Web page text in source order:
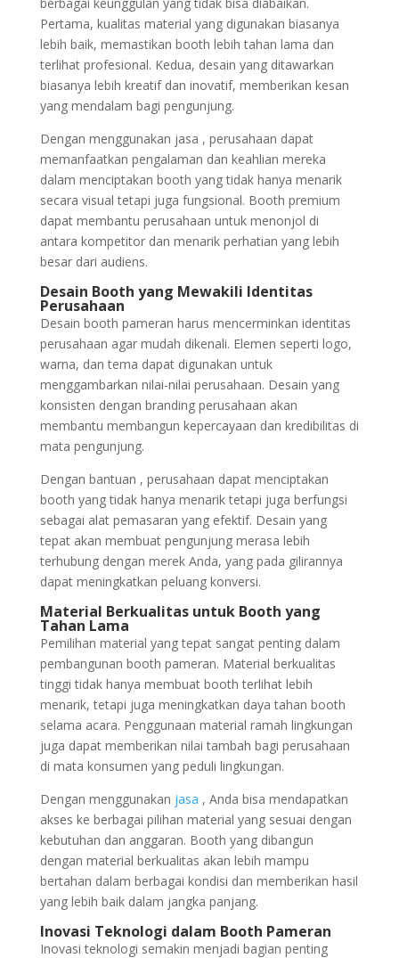
Pertama, kualitas material yang digunakan biasanya
lebih baik, memastikan booth lebih tahan lama dan
terlihat profesional. Kedua, desain yang ditawarkan
biasanya lebih kreatif dan inovatif, memberikan kesan
yang mendalam bagi pengunjung.
Dengan menggunakan jasa , perusahaan dapat
memanfaatkan pengalaman dan keahlian mereka
dalam menciptakan booth yang tidak hanya menarik
secara visual tetapi juga fungsional. Booth premium
dapat membantu perusahaan untuk menonjol di
antara kompetitor dan menarik perhatian yang lebih
besar dari audiens.
Desain Booth yang Mewakili Identitas
Perusahaan
Desain booth pameran harus mencerminkan identitas
perusahaan agar mudah dikenali. Elemen seperti logo,
warna, dan tema dapat digunakan untuk
menggambarkan nilai-nilai perusahaan. Desain yang
konsisten dengan branding perusahaan akan
membantu membangun kepercayaan dan kredibilitas di
mata pengunjung.
Dengan bantuan , perusahaan dapat menciptakan
booth yang tidak hanya menarik tetapi juga berfungsi
sebagai alat pemasaran yang efektif. Desain yang
tepat akan membuat pengunjung merasa lebih
terhubung dengan merek Anda, yang pada gilirannya
dapat meningkatkan peluang konversi.
Material Berkualitas untuk Booth yang
Tahan Lama
Pemilihan material yang tepat sangat penting dalam
pembangunan booth pameran. Material berkualitas
tinggi tidak hanya membuat booth terlihat lebih
menarik, tetapi juga meningkatkan daya tahan booth
selama acara. Penggunaan material ramah lingkungan
juga dapat memberikan nilai tambah bagi perusahaan
di mata konsumen yang peduli lingkungan.
Dengan menggunakan jasa , Anda bisa mendapatkan
akses ke berbagai pilihan material yang sesuai dengan
kebutuhan dan anggaran. Booth yang dibangun
dengan material berkualitas akan lebih mampu
bertahan dalam berbagai kondisi dan memberikan hasil
yang lebih baik dalam jangka panjang.
Inovasi Teknologi dalam Booth Pameran
Inovasi teknologi semakin menjadi bagian penting